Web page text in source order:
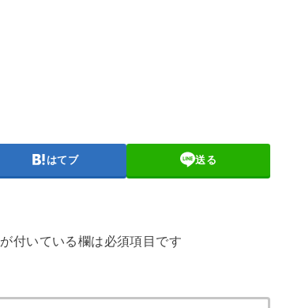
はてブ 送る
が付いている欄は必須項目です